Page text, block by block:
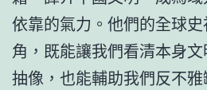
依靠的氣力。他們的全球
角，既能讓我們看清本身
抽像，也能輔助我們反不雅